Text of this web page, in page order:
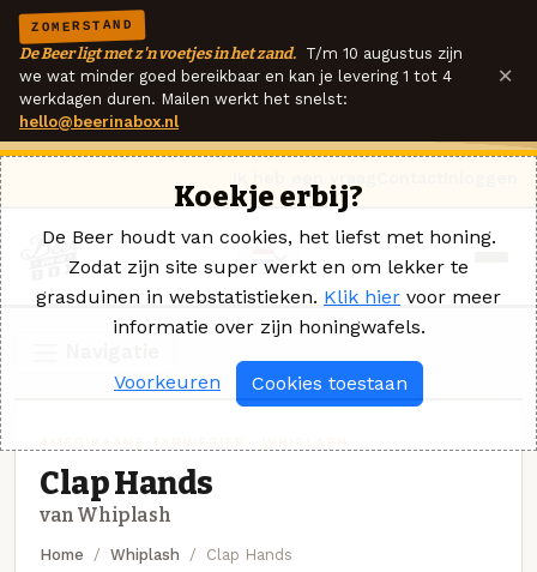
ZOMERSTAND
De Beer ligt met z'n voetjes in het zand. T/m 10 augustus zijn
we wat minder goed bereikbaar en kan je levering 1 tot 4
werkdagen duren. Mailen werkt het snelst:
hello@beerinabox.nl
×
Clap Hands
van Whiplash
Home Whiplash Clap Hands
Koekje erbij?
De Beer houdt van cookies, het liefst met honing.
Zodat zijn site super werkt en om lekker te
grasduinen in webstatistieken. Klik hier voor meer
informatie over zijn honingwafels.
Voorkeuren Cookies toestaan